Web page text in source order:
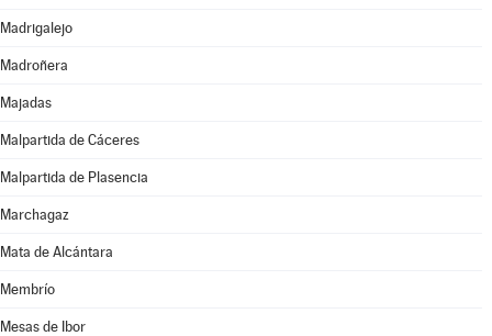
Madrigalejo
Madroñera
Majadas
Malpartida de Cáceres
Malpartida de Plasencia
Marchagaz
Mata de Alcántara
Membrío
Mesas de Ibor